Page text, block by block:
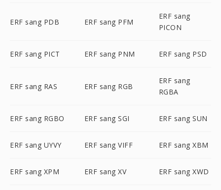
ERF sang PDB ERF sang PFM
ERF sang
PICON
ERF sang PICT ERF sang PNM ERF sang PSD
ERF sang RAS ERF sang RGB
ERF sang
RGBA
ERF sang RGBO ERF sang SGI ERF sang SUN
ERF sang UYVY ERF sang VIFF ERF sang XBM
ERF sang XPM ERF sang XV ERF sang XWD